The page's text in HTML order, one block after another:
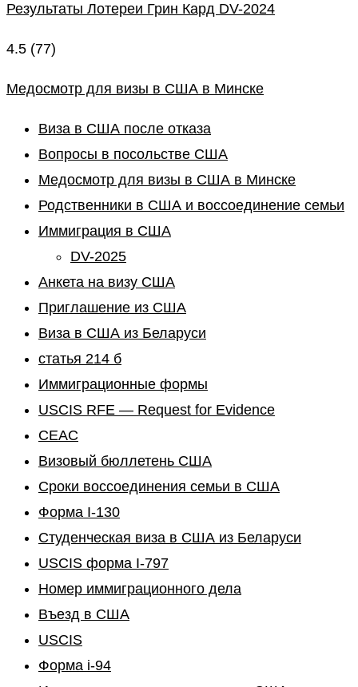
Результаты Лотереи Грин Кард DV-2024
4.5 (77)
Медосмотр для визы в США в Минске
Виза в США после отказа
Вопросы в посольстве США
Медосмотр для визы в США в Минске
Родственники в США и воссоединение семьи
Иммиграция в США
DV-2025
Анкета на визу США
Приглашение из США
Виза в США из Беларуси
статья 214 б
Иммиграционные формы
USCIS RFE — Request for Evidence
CEAC
Визовый бюллетень США
Сроки воссоединения семьи в США
Форма I-130
Студенческая виза в США из Беларуси
USCIS форма I-797
Номер иммиграционного дела
Въезд в США
USCIS
Форма i-94